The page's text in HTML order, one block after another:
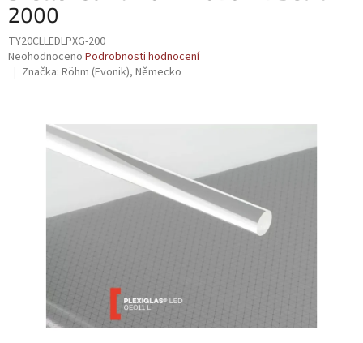
2000
TY20CLLEDLPXG-200
Průměrné
hodnocení
Neohodnoceno Podrobnosti hodnocení
Značka: Röhm (Evonik), Německo